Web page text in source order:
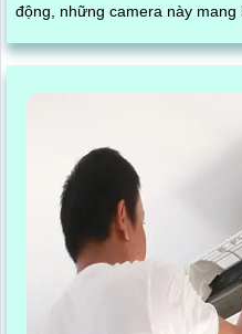
động, những camera này mang
quản lý phương tiện đến việc